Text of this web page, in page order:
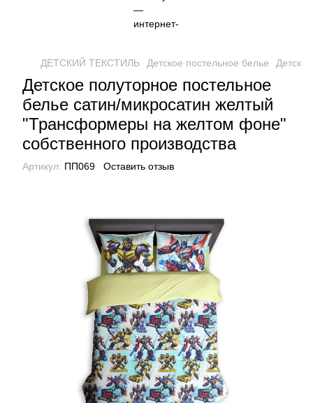
ДЕТСКИЙ ТЕКСТИЛЬ Детское постельное белье
Детское полуторное постельное
белье сатин/микросатин желтый
"Трансформеры на желтом фоне"
собственного производства
Артикул: ПП069 Оставить отзыв